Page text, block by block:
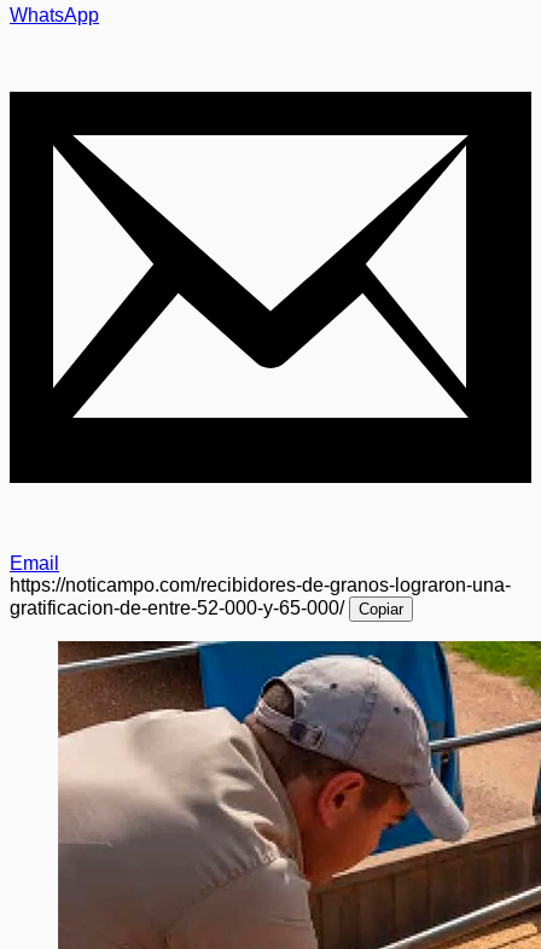
WhatsApp
Email
https://noticampo.com/recibidores-de-granos-lograron-una-
gratificacion-de-entre-52-000-y-65-000/
Copiar